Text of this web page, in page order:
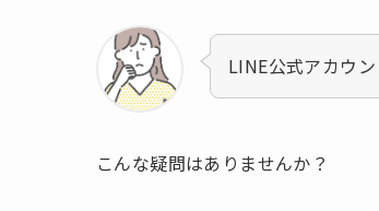
LINE公式アカウ
こんな疑問はありませんか？